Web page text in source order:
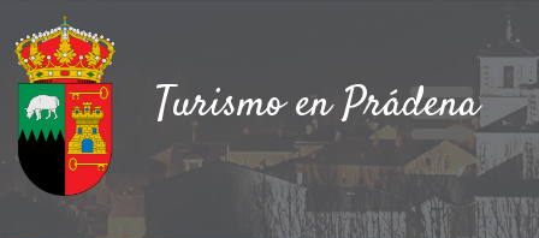
Turismo en Prádena